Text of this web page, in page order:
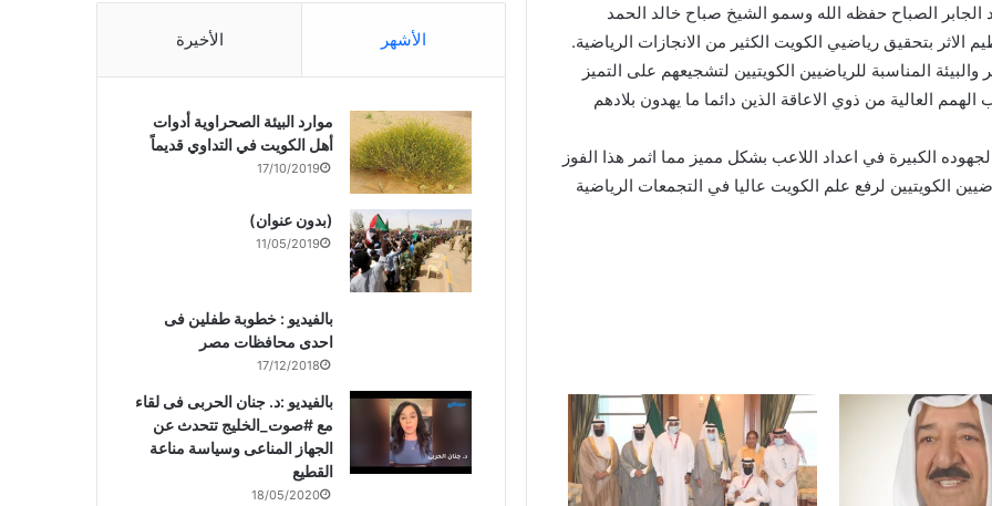
الصباح حفظه الله وسمو الشيخ صباح خالد الحمد
بتحقيق رياضيي الكويت الكثير من الانجازات الرياضية.
المناسبة للرياضيين الكويتيين لتشجيعهم على التميز
العالية من ذوي الاعاقة الذين دائما ما يهدون بلادهم
الكبيرة في اعداد اللاعب بشكل مميز مما اثمر هذا الفوز
الكويتيين لرفع علم الكويت عاليا في التجمعات الرياضية
الأشهر الأخيرة
موارد البيئة الصحراوية أدوات
أهل الكويت في التداوي قديماً
17/10/2019
(بدون عنوان)
11/05/2019
بالفيديو : خطوبة طفلين فى
احدى محافظات مصر
17/12/2018
بالفيديو :د. جنان الحربى فى لقاء
مع #صوت_الخليج تتحدث عن
الجهاز المناعى وسياسة مناعة
القطيع
18/05/2020